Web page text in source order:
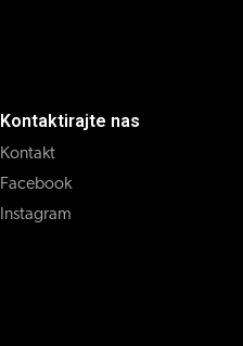
Kontaktirajte nas
Kontakt
Facebook
Instagram